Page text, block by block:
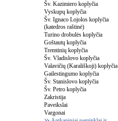
Šv. Kazimiero koplyčia
Vyskupų koplyčia
Šv. Ignaco Lojolos koplyčia
(katedros raštinė)
Turino drobulės koplyčia
Goštautų koplyčia
Tremtinių koplyčia
Šv. Vladislovo koplyčia
Valavičių (Karališkoji) koplyčia
Gailestingumo koplyčia
Šv. Stanislovo koplyčia
Šv. Petro koplyčia
Zakristija
Paveikslai
Vargonai